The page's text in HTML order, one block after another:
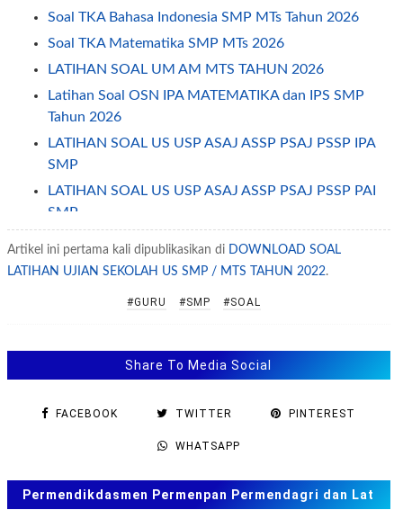
Soal TKA Bahasa Indonesia SMP MTs Tahun 2026
Soal TKA Matematika SMP MTs 2026
LATIHAN SOAL UM AM MTS TAHUN 2026
Latihan Soal OSN IPA MATEMATIKA dan IPS SMP
Tahun 2026
LATIHAN SOAL US USP ASAJ ASSP PSAJ PSSP IPA
SMP
LATIHAN SOAL US USP ASAJ ASSP PSAJ PSSP PAI
SMP
TAHUN 2026
LATIHAN SOAL UJIAN MADRASAH UM MI MTS MA
MAK 2026
LATIHAN SOAL UJIAN SEKOLAH SMP TAHUN 2026
GANJIL KURIKULUM 2013 TAHUN 2025
MISTERI MENSTRUASI
LATIHAN SOAL PAS ASAS KELAS 8 SMP SEMESTER
Artikel ini pertama kali dipublikasikan di
DOWNLOAD SOAL
LATIHAN UJIAN SEKOLAH US SMP / MTS TAHUN 2022.
#GURU #SMP #SOAL
Share To Media Social
FACEBOOK TWITTER PINTEREST
WHATSAPP
Permendikdasmen Permenpan Permendagri dan Lat